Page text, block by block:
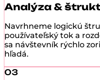
Analýza &
Navrhneme logickú
používateľský tok a
sa návštevník rýchlo
hľadá.
03